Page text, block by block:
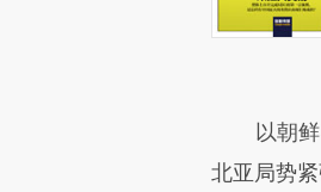
以朝鲜
北亚局势